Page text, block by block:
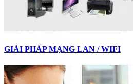
GIẢI PHÁP MẠNG LAN / WIFI